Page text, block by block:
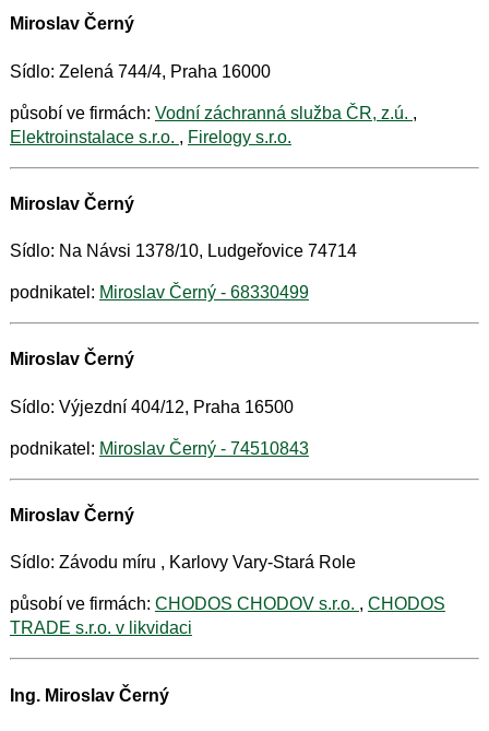
Miroslav Černý
Sídlo: Zelená 744/4, Praha 16000
působí ve firmách: Vodní záchranná služba ČR, z.ú. ,
Elektroinstalace s.r.o. , Firelogy s.r.o.
Miroslav Černý
Sídlo: Na Návsi 1378/10, Ludgeřovice 74714
podnikatel: Miroslav Černý - 68330499
Miroslav Černý
Sídlo: Výjezdní 404/12, Praha 16500
podnikatel: Miroslav Černý - 74510843
Miroslav Černý
Sídlo: Závodu míru , Karlovy Vary-Stará Role
působí ve firmách: CHODOS CHODOV s.r.o. , CHODOS
TRADE s.r.o. v likvidaci
Ing. Miroslav Černý